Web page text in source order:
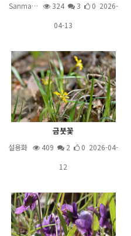
Sanma… 324 3
0 2026-
04-13
금붓꽃
설용화 409 2
0 2026-04-
12